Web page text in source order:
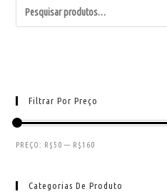
Filtrar Por Preço
PREÇO: R$50 — R$160
Categorias De Produto